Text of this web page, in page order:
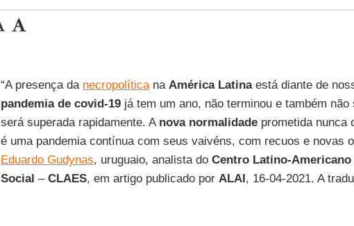
“A presença da necropolíticana América Latinaestá diante de
pandemia de covid-19já tem um ano, não terminou e também não
será superada rapidamente. A nova normalidadeprometida nunca
é uma pandemia contínua com seus vaivéns, com recuos e novas
Eduardo Gudynas, uruguaio, analista do Centro Latino-
Social – CLAES, em artigo publicado por ALAI, 16-04-2021. A